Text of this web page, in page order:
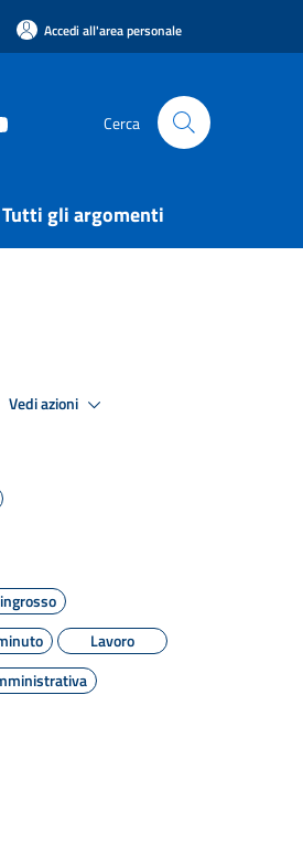
Accedi all'area personale
Cerca
Tutti gli argomenti
Vedi azioni
Lavoro